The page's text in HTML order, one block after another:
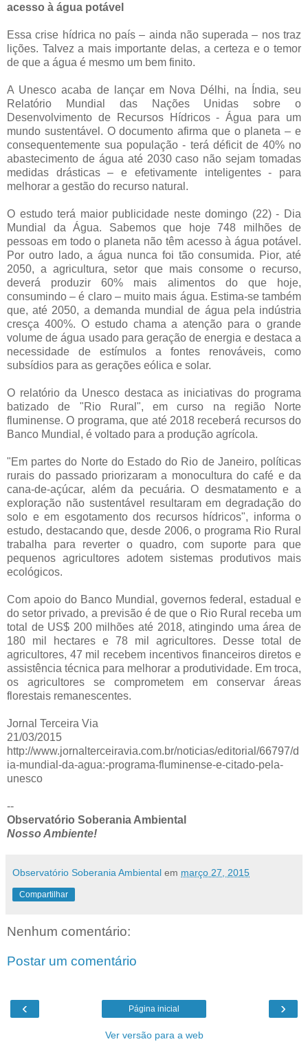
acesso à água potável
Essa crise hídrica no país – ainda não superada – nos traz
lições. Talvez a mais importante delas, a certeza e o temor
de que a água é mesmo um bem finito.
A Unesco acaba de lançar em Nova Délhi, na Índia, seu
Relatório Mundial das Nações Unidas sobre o
Desenvolvimento de Recursos Hídricos - Água para um
mundo sustentável. O documento afirma que o planeta – e
consequentemente sua população - terá déficit de 40% no
abastecimento de água até 2030 caso não sejam tomadas
medidas drásticas – e efetivamente inteligentes - para
melhorar a gestão do recurso natural.
O estudo terá maior publicidade neste domingo (22) - Dia
Mundial da Água. Sabemos que hoje 748 milhões de
pessoas em todo o planeta não têm acesso à água potável.
Por outro lado, a água nunca foi tão consumida. Pior, até
2050, a agricultura, setor que mais consome o recurso,
deverá produzir 60% mais alimentos do que hoje,
consumindo – é claro – muito mais água. Estima-se também
que, até 2050, a demanda mundial de água pela indústria
cresça 400%. O estudo chama a atenção para o grande
volume de água usado para geração de energia e destaca a
necessidade de estímulos a fontes renováveis, como
subsídios para as gerações eólica e solar.
O relatório da Unesco destaca as iniciativas do programa
batizado de "Rio Rural", em curso na região Norte
fluminense. O programa, que até 2018 receberá recursos do
Banco Mundial, é voltado para a produção agrícola.
"Em partes do Norte do Estado do Rio de Janeiro, políticas
rurais do passado priorizaram a monocultura do café e da
cana-de-açúcar, além da pecuária. O desmatamento e a
exploração não sustentável resultaram em degradação do
solo e em esgotamento dos recursos hídricos", informa o
estudo, destacando que, desde 2006, o programa Rio Rural
trabalha para reverter o quadro, com suporte para que
pequenos agricultores adotem sistemas produtivos mais
ecológicos.
Com apoio do Banco Mundial, governos federal, estadual e
do setor privado, a previsão é de que o Rio Rural receba um
total de US$ 200 milhões até 2018, atingindo uma área de
180 mil hectares e 78 mil agricultores. Desse total de
agricultores, 47 mil recebem incentivos financeiros diretos e
assistência técnica para melhorar a produtividade. Em troca,
os agricultores se comprometem em conservar áreas
florestais remanescentes.
Jornal Terceira Via
21/03/2015
http://www.jornalterceiravia.com.br/noticias/editorial/66797/d
ia-mundial-da-agua:-programa-fluminense-e-citado-pela-
unesco
--
Observatório Soberania Ambiental
Nosso Ambiente!
Observatório Soberania Ambiental em março 27, 2015
Compartilhar
Nenhum comentário:
Postar um comentário
‹ ›
Página inicial
Ver versão para a web